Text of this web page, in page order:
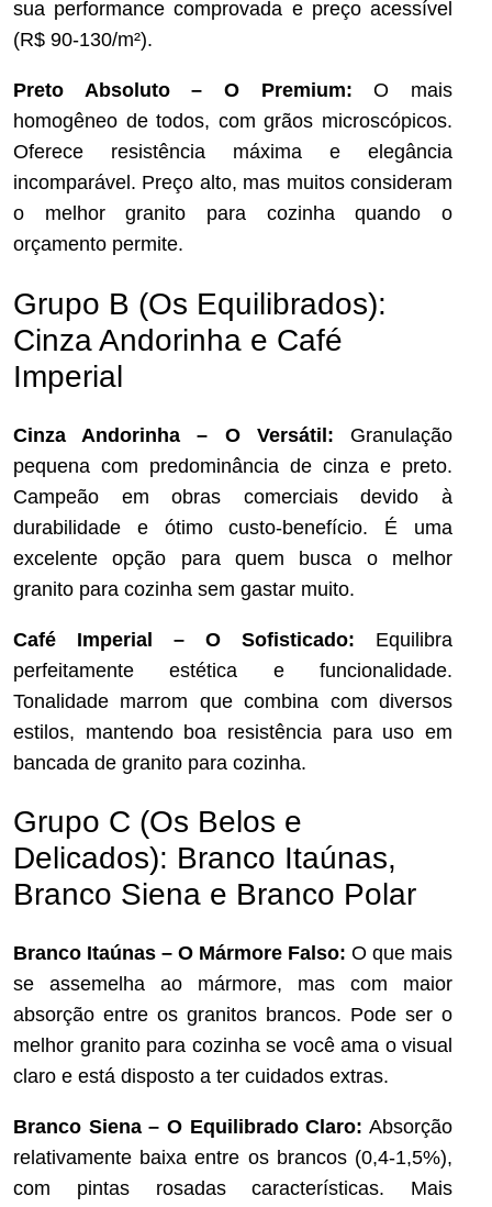
sua performance comprovada e preço acessível
(R$ 90-130/m²).
Preto Absoluto – O Premium: O mais
homogêneo de todos, com grãos microscópicos.
Oferece resistência máxima e elegância
incomparável. Preço alto, mas muitos consideram
o melhor granito para cozinha quando o
orçamento permite.
Grupo B (Os Equilibrados):
Cinza Andorinha e Café
Imperial
Cinza Andorinha – O Versátil: Granulação
pequena com predominância de cinza e preto.
Campeão em obras comerciais devido à
durabilidade e ótimo custo-benefício. É uma
excelente opção para quem busca o melhor
granito para cozinha sem gastar muito.
Café Imperial – O Sofisticado: Equilibra
perfeitamente estética e funcionalidade.
Tonalidade marrom que combina com diversos
estilos, mantendo boa resistência para uso em
bancada de granito para cozinha.
Grupo C (Os Belos e
Delicados): Branco Itaúnas,
Branco Siena e Branco Polar
Branco Itaúnas – O Mármore Falso: O que mais
se assemelha ao mármore, mas com maior
absorção entre os granitos brancos. Pode ser o
melhor granito para cozinha se você ama o visual
claro e está disposto a ter cuidados extras.
Branco Siena – O Equilibrado Claro: Absorção
relativamente baixa entre os brancos (0,4-1,5%),
com pintas rosadas características. Mais